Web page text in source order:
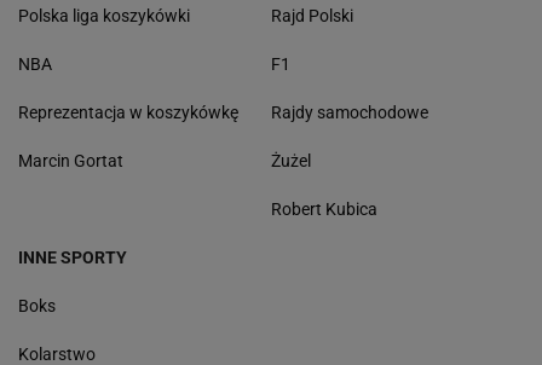
Polska liga koszykówki
NBA
Reprezentacja w koszykówkę
Marcin Gortat
Rajd Polski
F1
Rajdy samochodowe
Żużel
Robert Kubica
INNE SPORTY
Boks
Kolarstwo